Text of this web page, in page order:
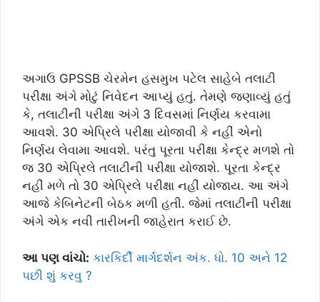
અગાઉ GPSSB ચેરમેન હસમુખ પટેલ સાહેબે તલાટી
પરીક્ષા અંગે મોટું નિવેદન આપ્યું હતું. તેમણે જણાવ્યું હતું
કે, તલાટીની પરીક્ષા અંગે 3 દિવસમાં નિર્ણય કરવામા
આવશે. 30 એપ્રિલે પરીક્ષા યોજાવી કે નહીં એનો
નિર્ણય લેવામા આવશે. પરંતુ પૂરતા પરીક્ષા કેન્દ્ર મળશે તો
જ 30 એપ્રિલે તલાટીની પરીક્ષા યોજાશે. પૂરતા કેન્દ્ર
નહીં મળે તો 30 એપ્રિલે પરીક્ષા નહીં યોજાય. આ અંગે
આજે કેબિનેટની બેઠક મળી હતી. જેમાં તલાટીની પરીક્ષા
અંગે એક નવી તારીખની જાહેરાત કરાઈ છે.
આ પણ વાંચો: કારકિર્દી માર્ગદર્શન અંક. ધો. 10 અને 12
પછી શું કરવુ ?